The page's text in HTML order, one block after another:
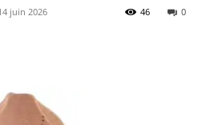
juin 2026 0
46